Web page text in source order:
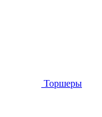
Торшеры